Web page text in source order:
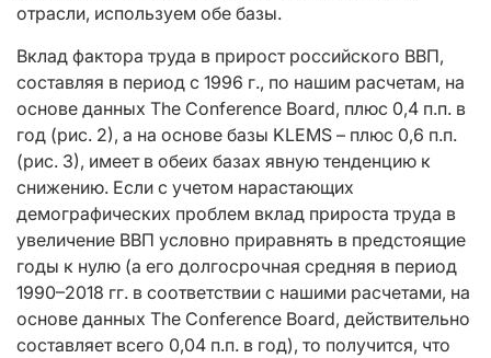
отрасли, используем обе базы.
Вклад фактора труда в прирост российского ВВП,
составляя в период с 1996 г., по нашим расчетам, на
основе данных The Conference Board, плюс 0,4 п.п. в
год (рис. 2), а на основе базы KLEMS – плюс 0,6 п.п.
(рис. 3), имеет в обеих базах явную тенденцию к
снижению. Если с учетом нарастающих
демографических проблем вклад прироста труда в
увеличение ВВП условно приравнять в предстоящие
годы к нулю (а его долгосрочная средняя в период
1990–2018 гг. в соответствии с нашими расчетами, на
основе данных The Conference Board, действительно
составляет всего 0,04 п.п. в год), то получится, что